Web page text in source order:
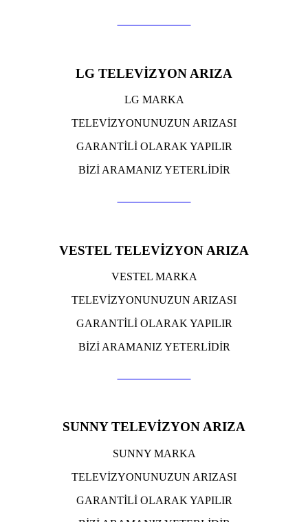
LG TELEVİZYON ARIZA
LG MARKA
TELEVİZYONUNUZUN ARIZASI
GARANTİLİ OLARAK YAPILIR
BİZİ ARAMANIZ YETERLİDİR
VESTEL TELEVİZYON ARIZA
VESTEL MARKA
TELEVİZYONUNUZUN ARIZASI
GARANTİLİ OLARAK YAPILIR
BİZİ ARAMANIZ YETERLİDİR
SUNNY TELEVİZYON ARIZA
SUNNY MARKA
TELEVİZYONUNUZUN ARIZASI
GARANTİLİ OLARAK YAPILIR